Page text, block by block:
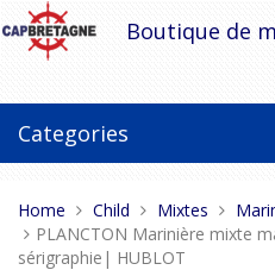
Skip
to
content
Boutique de
Categories
You
are
here:
Home Child Mixtes
PLANCTON Marinière mixte
sérigraphie| HUBLOT